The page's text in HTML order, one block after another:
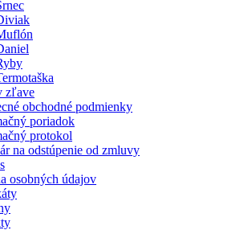
zľave
obchodné podmienky
poriadok
protokol
na odstúpenie od zmluvy
osobných údajov